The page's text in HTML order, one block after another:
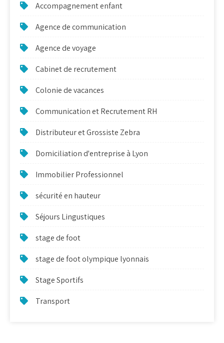
Accompagnement enfant
Agence de communication
Agence de voyage
Cabinet de recrutement
Colonie de vacances
Communication et Recrutement RH
Distributeur et Grossiste Zebra
Domiciliation d'entreprise à Lyon
Immobilier Professionnel
sécurité en hauteur
Séjours Lingustiques
stage de foot
stage de foot olympique lyonnais
Stage Sportifs
Transport